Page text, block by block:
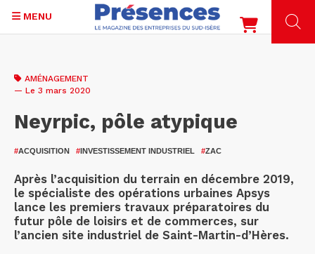
contenu
MENU
AMÉNAGEMENT
— Le 3 mars 2020
Neyrpic, pôle atypique
#ACQUISITION #INVESTISSEMENT INDUSTRIEL #ZAC
Après l’acquisition du terrain en décembre 2019,
le spécialiste des opérations urbaines Apsys
lance les premiers travaux préparatoires du
futur pôle de loisirs et de commerces, sur
l’ancien site industriel de Saint-Martin-d’Hères.